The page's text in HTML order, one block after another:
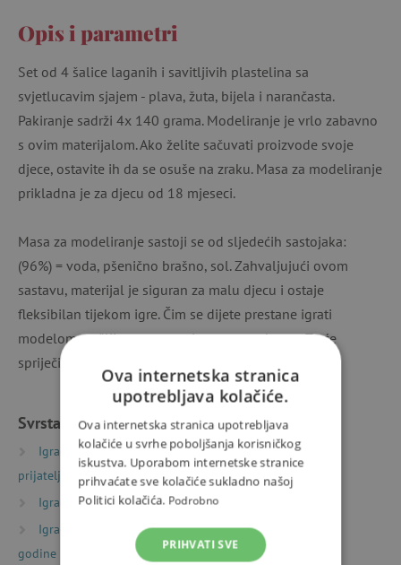
Opis i parametri
Set od 4 šalice laganih i savitljivih plastelina sa
svjetlucavim sjajem - plava, žuta, bijela i narančasta.
Pakiranje sadrži 4x 140 grama. Modeliranje je vrlo zabavno
s ovim materijalom. Ako želite sačuvati proizvode svoje
djece, ostavite ih da se osuše na zraku. Masa za modeliranje
prikladna je za djecu od 18 mjeseci.
Masa za modeliranje sastoji se od sljedećih sastojaka:
(96%) = voda, pšenično brašno, sol. Zahvaljujući ovom
sastavu, materijal je siguran za malu djecu i ostaje
fleksibilan tijekom igre. Čim se dijete prestane igrati
modelom, pažljivo ga zatvorite natrag u kantu. To će
spriječiti njegovo isušivanje.
Svrstano u kategorije
Igračke prema vrsti Sitni pokloni
Darovi za
prijatelje
Igračke prema starosti
Igre i igračke za mališane
Igračke prema starosti
Igre i igračke za djecu od 2
godine
Ova internetska stranica
upotrebljava kolačiće.
Ova internetska stranica upotrebljava
kolačiće u svrhe poboljšanja korisničkog
iskustva. Uporabom internetske stranice
prihvaćate sve kolačiće sukladno našoj
Politici kolačića. Podrobno
PRIHVATI SVE